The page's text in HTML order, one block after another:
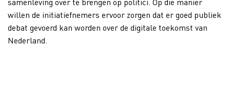
willen de initiatiefnemers ervoor zorgen dat er goed publiek
debat gevoerd kan worden over de digitale toekomst van
Nederland.